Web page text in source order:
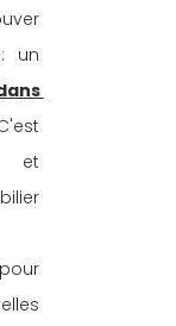
un
et